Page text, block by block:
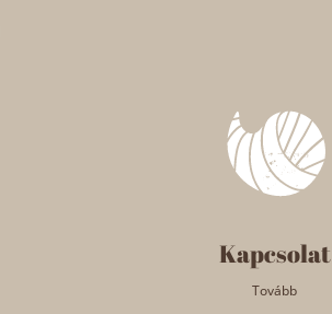
Kapcsolat
Tovább